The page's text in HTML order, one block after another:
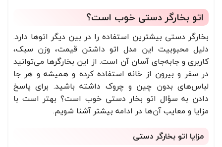
اتو بخارگر دستی خوب است؟
بخارگر دستی بیشترین استفاده را در بین دیگر اتوها دارد.
دلیل محبوبیت این مدل اتو داشتن قیمت، وزن سبک،
کاربری و جابه‌جای آسان آن است. از این بخارگر‌ها می‌توانید
در سفر و بیرون از خانه استفاده کرده و همیشه و هر جا
لباس‌های بدون چین و چروک داشته باشید. برای پاسخ
دادن به سؤال اتو بخار دستی خوب است؟ بهتر است با
مزایا و معایب آن‌ها در ادامه بیشتر آشنا شویم.
مزایا اتو بخارگر دستی